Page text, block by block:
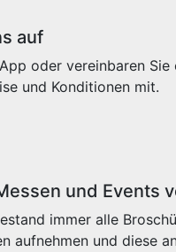
auf
oder vereinbaren
und Konditionen mit.
und Events
immer alle
aufnehmen und diese